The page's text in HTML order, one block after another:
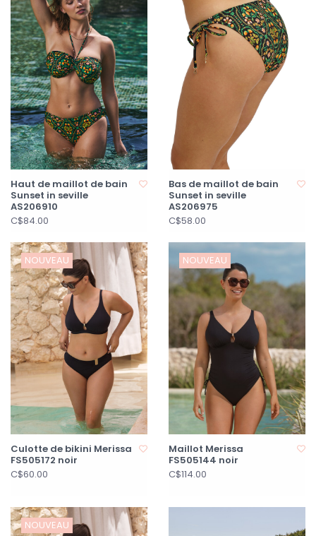
Haut de maillot de bain
Sunset in seville
AS206910
C$84.00
Bas de maillot de bain
Sunset in seville
AS206975
C$58.00
NOUVEAU
Culotte de bikini Merissa
FS505172 noir
C$60.00
NOUVEAU
Maillot Merissa
FS505144 noir
C$114.00
NOUVEAU